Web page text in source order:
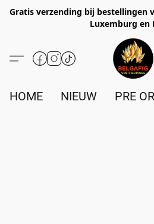
Gratis verzending bij bestellingen
Luxemburg en
HOME NIEUW PRE